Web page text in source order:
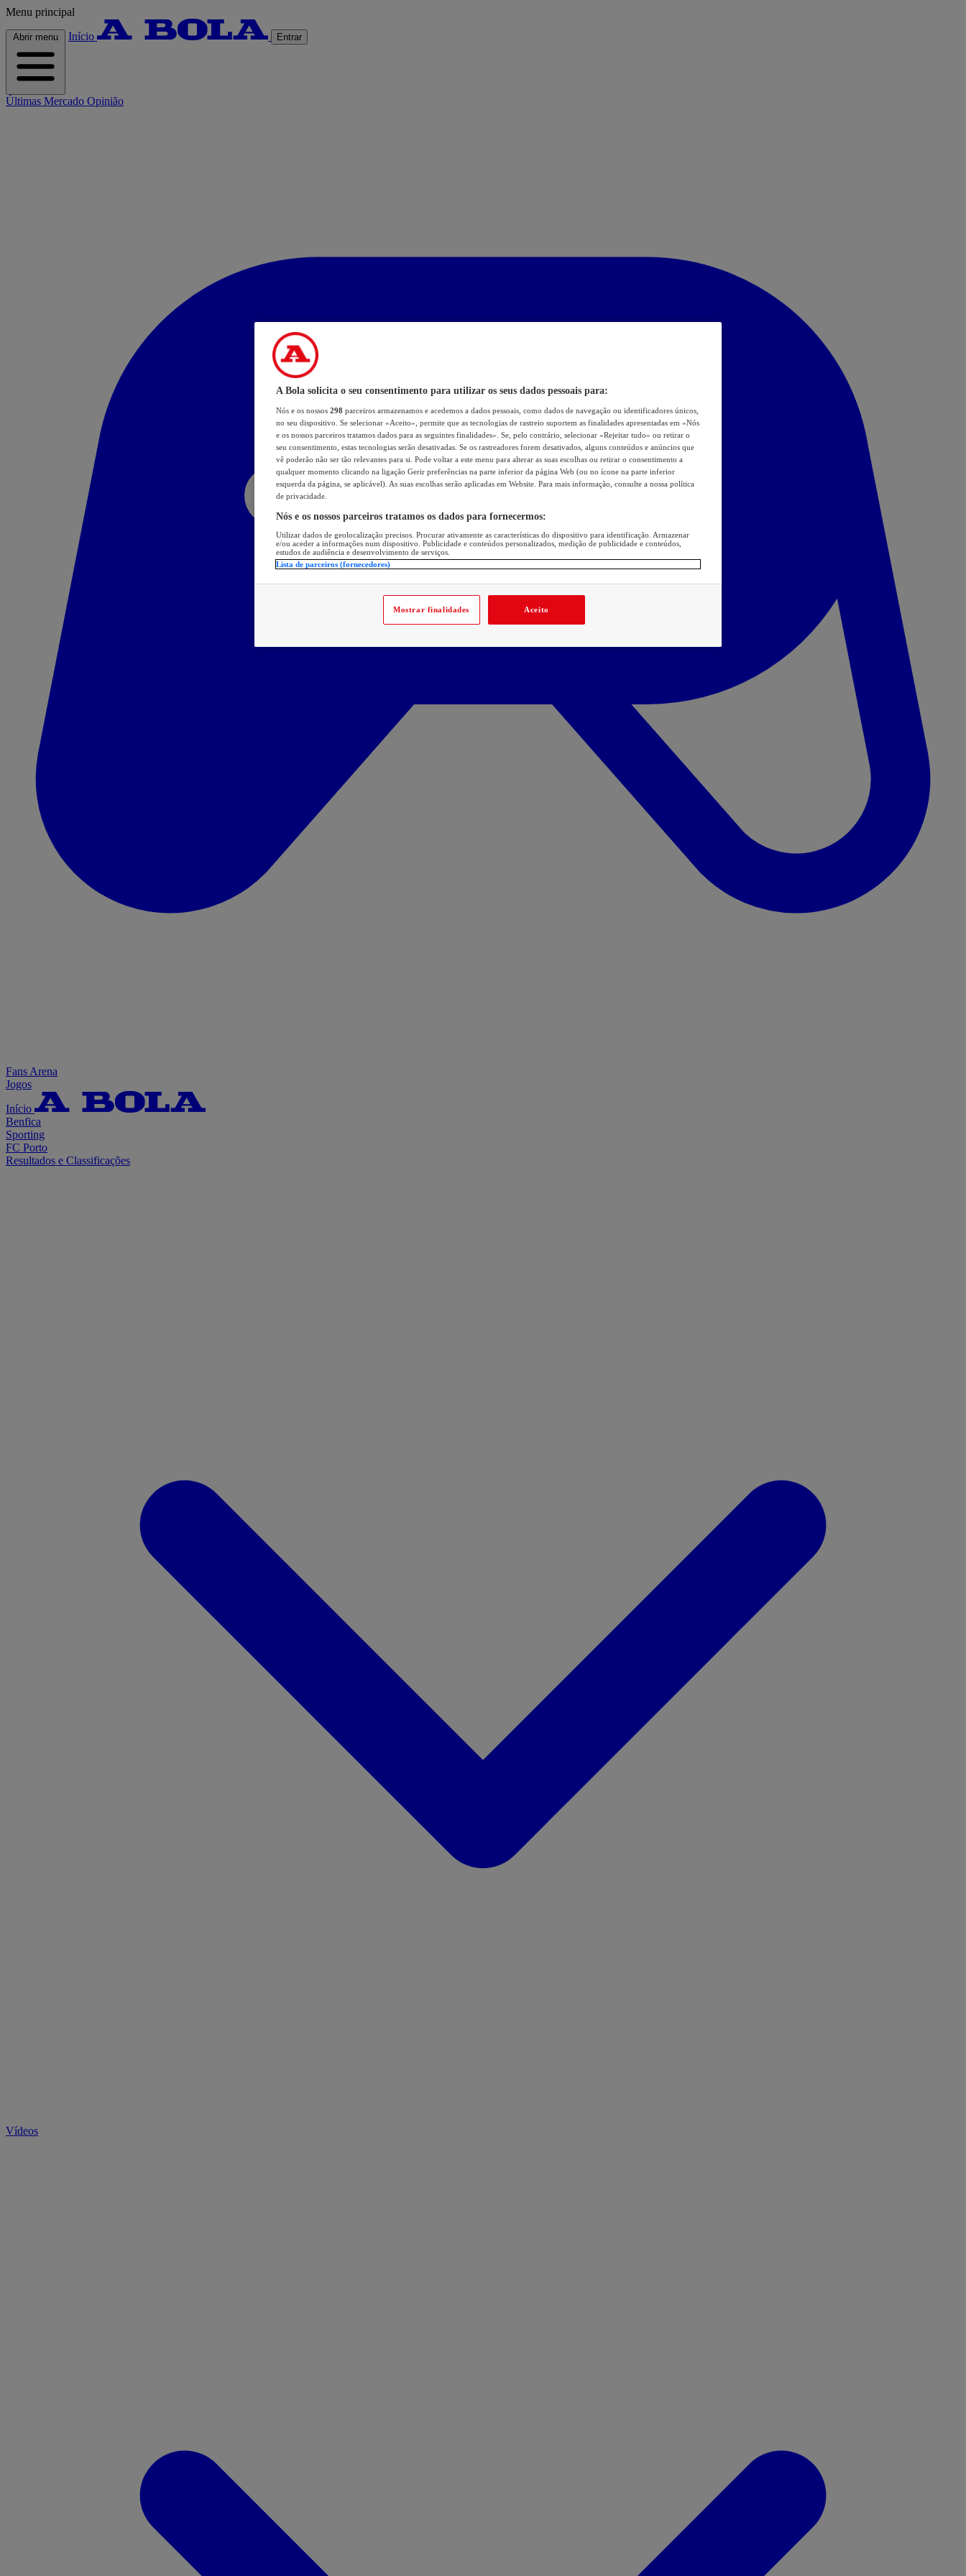
Menu principal
Abrir menu Início Entrar
Últimas Mercado Opinião
Fans Arena
Jogos
Início
Benfica
Sporting
FC Porto
Resultados e Classificações
Vídeos
A Bola solicita o seu consentimento para utilizar os seus dados pessoais para:
Nós e os nossos 298 parceiros armazenamos e acedemos a dados pessoais, como dados de navegação ou identificadores únicos,
no seu dispositivo. Se selecionar «Aceito», permite que as tecnologias de rastreio suportem as finalidades apresentadas em «Nós
e os nossos parceiros tratamos dados para as seguintes finalidades». Se, pelo contrário, selecionar «Rejeitar tudo» ou retirar o
seu consentimento, estas tecnologias serão desativadas. Se os rastreadores forem desativados, alguns conteúdos e anúncios que
vê poderão não ser tão relevantes para si. Pode voltar a este menu para alterar as suas escolhas ou retirar o consentimento a
qualquer momento clicando na ligação Gerir preferências na parte inferior da página Web (ou no ícone na parte inferior
esquerda da página, se aplicável). As suas escolhas serão aplicadas em Website. Para mais informação, consulte a nossa política
de privacidade.
Nós e os nossos parceiros tratamos os dados para fornecermos:
Utilizar dados de geolocalização precisos. Procurar ativamente as características do dispositivo para identificação. Armazenar
e/ou aceder a informações num dispositivo. Publicidade e conteúdos personalizados, medição de publicidade e conteúdos,
estudos de audiência e desenvolvimento de serviços.
Lista de parceiros (fornecedores)
Mostrar finalidades Aceito